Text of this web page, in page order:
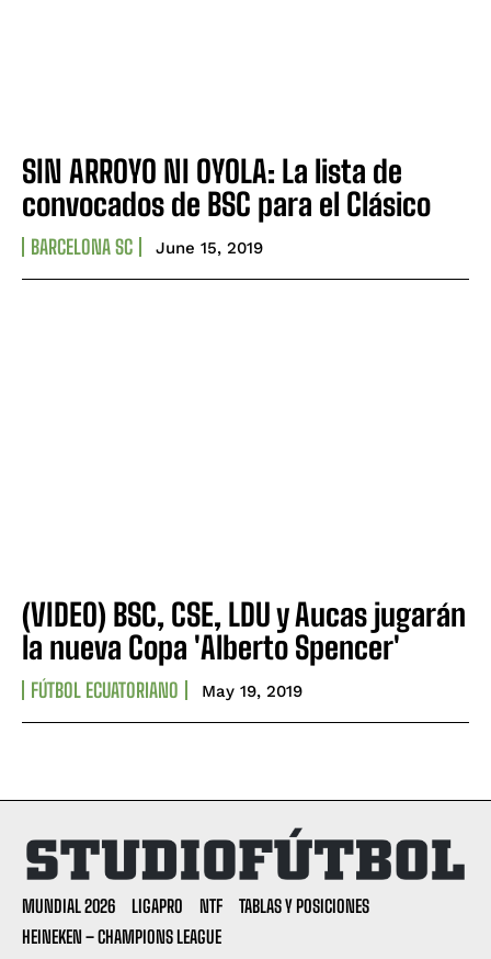
SIN ARROYO NI OYOLA: La lista de
convocados de BSC para el Clásico
BARCELONA SC June 15, 2019
(VIDEO) BSC, CSE, LDU y Aucas jugarán
la nueva Copa 'Alberto Spencer'
FÚTBOL ECUATORIANO May 19, 2019
MUNDIAL 2026 LIGAPRO NTF
TABLAS Y POSICIONES
HEINEKEN – CHAMPIONS LEAGUE